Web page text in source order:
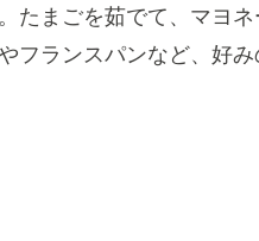
たまごを茹でて、マヨ
ランスパンなど、好み